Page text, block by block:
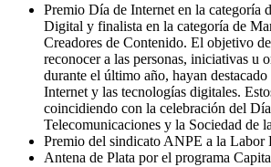
Premio Día de Internet en la categoría
Digital y finalista en la categoría de
Creadores de Contenido. El objetivo
reconocer a las personas, iniciativas u
durante el último año, hayan
Internet y las tecnologías digitales.
coincidiendo con la celebración del
Telecomunicaciones y la Sociedad de
Premio del sindicato ANPE a la Labor
Antena de Plata por el programa